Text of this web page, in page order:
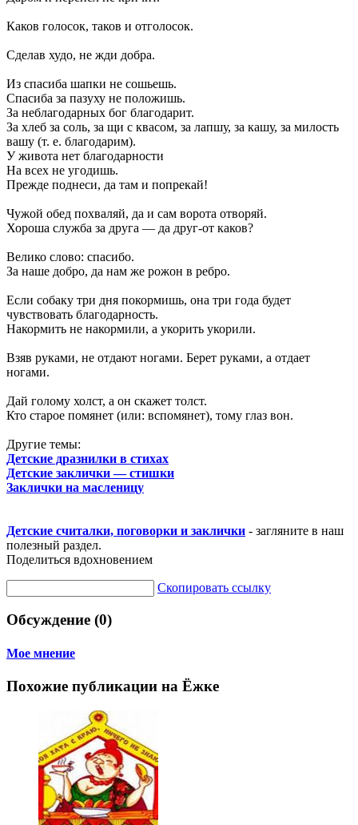
Каков голосок, таков и отголосок.
Сделав худо, не жди добра.
Из спасиба шапки не сошьешь.
Спасиба за пазуху не положишь.
За неблагодарных бог благодарит.
За хлеб за соль, за щи с квасом, за лапшу, за кашу, за милость
вашу (т. е. благодарим).
У живота нет благодарности
На всех не угодишь.
Прежде поднеси, да там и попрекай!
Чужой обед похваляй, да и сам ворота отворяй.
Хороша служба за друга — да друг-от каков?
Велико слово: спасибо.
За наше добро, да нам же рожон в ребро.
Если собаку три дня покормишь, она три года будет
чувствовать благодарность.
Накормить не накормили, а укорить укорили.
Взяв руками, не отдают ногами. Берет руками, а отдает
ногами.
Дай голому холст, а он скажет толст.
Кто старое помянет (или: вспомянет), тому глаз вон.
Другие темы:
Детские дразнилки в стихах
Детские заклички — стишки
Заклички на масленицу
Детские считалки, поговорки и заклички - загляните в наш
полезный раздел.
Поделиться вдохновением
Скопировать ссылку
Обсуждение (0)
Мое мнение
Похожие публикации на Ёжке